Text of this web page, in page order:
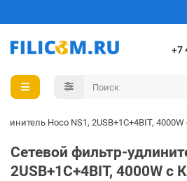
+7
Hoco NS1, 2USB+1C+4BIT,
Сетевой фильтр-
2USB+1C+4BIT, 4000W с